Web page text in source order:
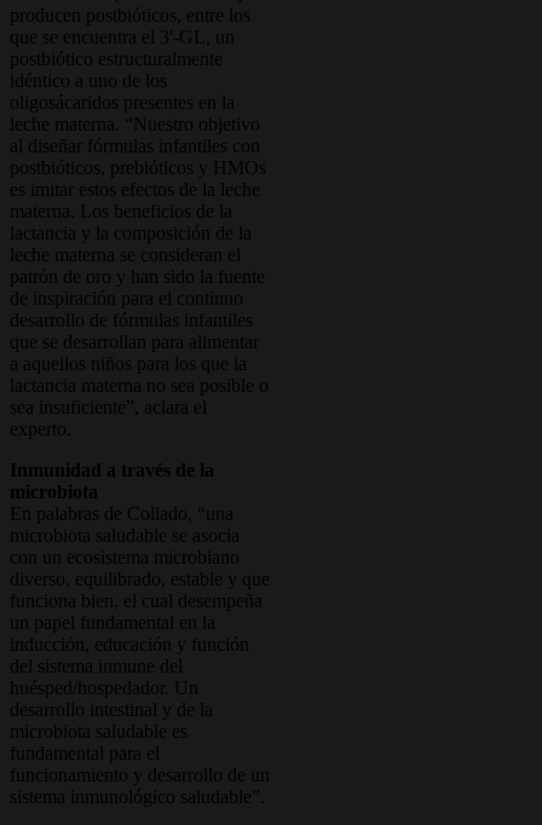
producen postbióticos, entre los
que se encuentra el 3'-GL, un
postbiótico estructuralmente
idéntico a uno de los
oligosácaridos presentes en la
leche materna. “Nuestro objetivo
al diseñar fórmulas infantiles con
postbióticos, prebióticos y HMOs
es imitar estos efectos de la leche
materna. Los beneficios de la
lactancia y la composición de la
leche materna se consideran el
patrón de oro y han sido la fuente
de inspiración para el continuo
desarrollo de fórmulas infantiles
que se desarrollan para alimentar
a aquellos niños para los que la
lactancia materna no sea posible o
sea insuficiente”, aclara el
experto.
Inmunidad a través de la
microbiota
En palabras de Collado, “una
microbiota saludable se asocia
con un ecosistema microbiano
diverso, equilibrado, estable y que
funciona bien, el cual desempeña
un papel fundamental en la
inducción, educación y función
del sistema inmune del
huésped/hospedador. Un
desarrollo intestinal y de la
microbiota saludable es
fundamental para el
funcionamiento y desarrollo de un
sistema inmunológico saludable”.